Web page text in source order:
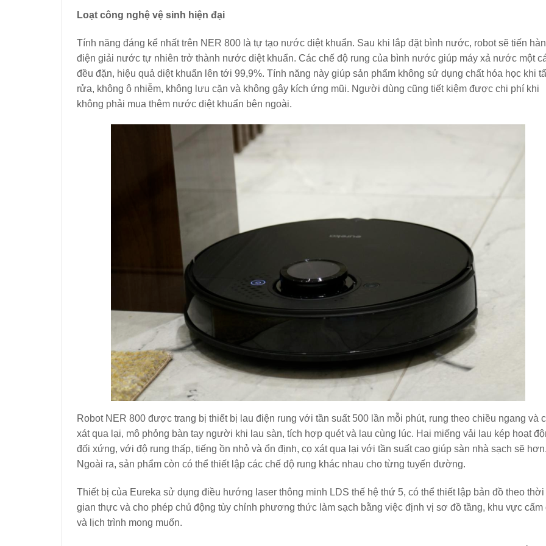
Loạt công nghệ vệ sinh hiện đại
Tính năng đáng kể nhất trên NER 800 là tự tạo nước diệt khuẩn. Sau khi lắp đặt bình nước, robot sẽ tiến
điện giải nước tự nhiên trở thành nước diệt khuẩn. Các chế độ rung của bình nước giúp máy xả nước một
đều đặn, hiệu quả diệt khuẩn lên tới 99,9%. Tính năng này giúp sản phẩm không sử dụng chất hóa học khi
rửa, không ô nhiễm, không lưu cặn và không gây kích ứng mũi. Người dùng cũng tiết kiệm được chi phí khi
không phải mua thêm nước diệt khuẩn bên ngoài.
Robot NER 800 được trang bị thiết bị lau điện rung với tần suất 500 lần mỗi phút, rung theo chiều ngang và
xát qua lại, mô phỏng bàn tay người khi lau sàn, tích hợp quét và lau cùng lúc. Hai miếng vải lau kép hoạt
đối xứng, với độ rung thấp, tiếng ồn nhỏ và ổn định, cọ xát qua lại với tần suất cao giúp sàn nhà sạch sẽ
Ngoài ra, sản phẩm còn có thể thiết lập các chế độ rung khác nhau cho từng tuyến đường.
Thiết bị của Eureka sử dụng điều hướng laser thông minh LDS thế hệ thứ 5, có thể thiết lập bản đồ theo thời
gian thực và cho phép chủ động tùy chỉnh phương thức làm sạch bằng việc định vị sơ đồ tầng, khu vực cấm
và lịch trình mong muốn.